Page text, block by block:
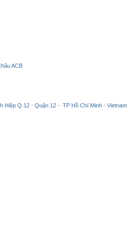
ACB
Hiệp Q.12 - Quận 12 - TP Hồ Chí Minh - Vietnam